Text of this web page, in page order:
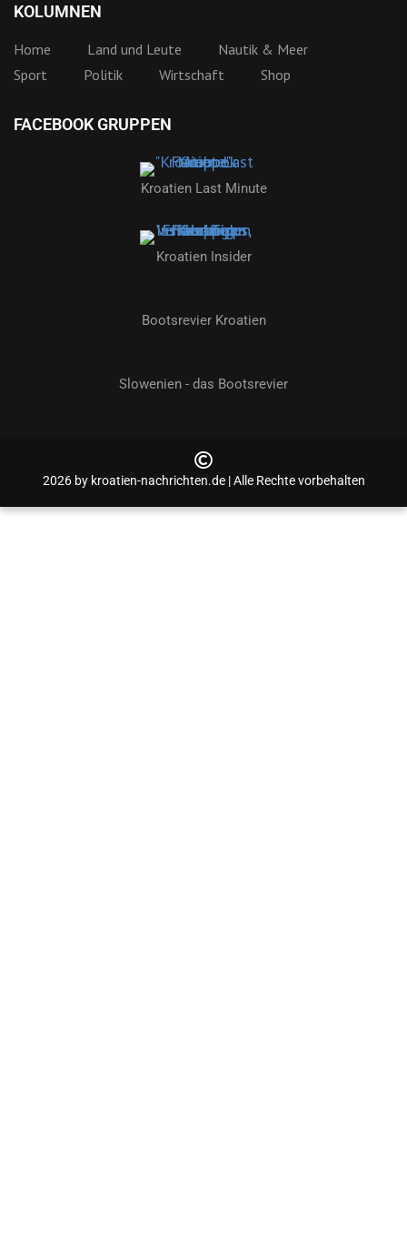
KOLUMNEN
Home Land und Leute
Nautik & Meer
Sport
Politik Wirtschaft Shop
FACEBOOK GRUPPEN
Kroatien Last Minute
Kroatien Insider
Bootsrevier Kroatien
Slowenien - das Bootsrevier
2026 by kroatien-nachrichten.de | Alle Rechte vorbehalten